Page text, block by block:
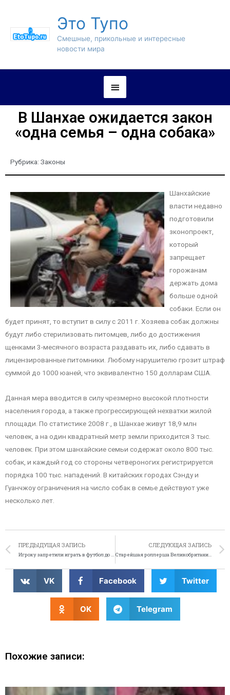
Это Тупо
Смешные, прикольные и интересные
новости мира
В Шанхае ожидается закон
«одна семья – одна собака»
Рубрика: Законы
Шанхайские
власти недавно
подготовили
зконопроект,
который
запрещает
горожанам
держать дома
больше одной
собаки. Если он
будет принят, то вступит в силу с 2011 г. Хозяева собак должны
будут либо стерилизовать питомцев, либо до достижения
щенками 3-месячного возраста раздавать их, либо сдавать в
лицензированные питомники. Любому нарушителю грозит штраф
суммой до 1000 юаней, что эквивалентно 150 долларам США.
Данная мера вводится в силу чрезмерно высокой плотности
населения города, а также прогрессирующей нехватки жилой
площади. По статистике 2008 г., в Шанхае живут 18,9 млн
человек, а на один квадратный метр земли приходится 3 тыс.
человек. При этом шанхайские семьи содержат около 800 тыс.
собак, и каждый год со стороны четвероногих регистрируется
порядка 100 тыс. нападений. В китайских городах Сэнду и
Гуанчжоу ограничения на число собак в семье действуют уже
несколько лет.
ПРЕДЫДУЩАЯ ЗАПИСЬ
Игроку запретили играть в футбол до 122 лет
СЛЕДУЮЩАЯ ЗАПИСЬ
Старейшая роллерша Великобритании – звезда телерекламы
VK Facebook Twitter
OK Telegram
Похожие записи: